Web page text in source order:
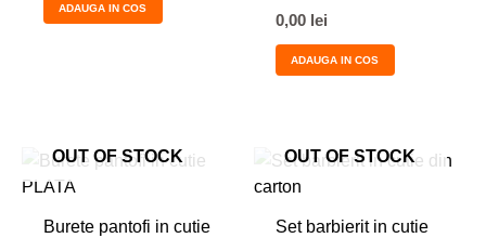
ADAUGA IN COS
0,00 lei
ADAUGA IN COS
OUT OF STOCK
Burete pantofi in cutie
OUT OF STOCK
Set barbierit in cutie